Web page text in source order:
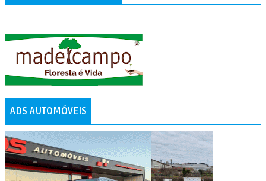
ADS AUTOMÓVEIS